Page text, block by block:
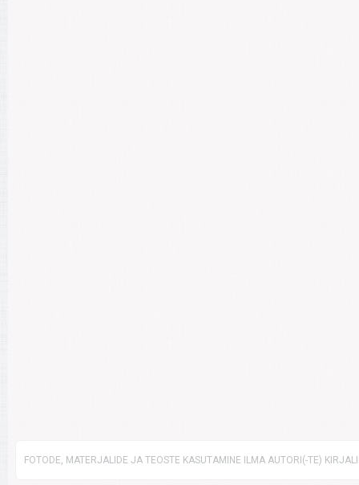
FOTODE, MATERJALIDE JA TEOSTE KASUTAMINE ILMA AUTORI(-TE)